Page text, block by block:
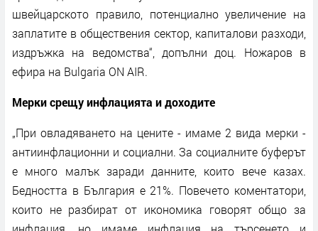
швейцарското правило, потенциално увеличение на
заплатите в обществения сектор, капиталови разходи,
издръжка на ведомства“, допълни доц. Ножаров в
ефира на Bulgaria ON AIR.
Мерки срещу инфлацията и доходите
„При овладяването на цените - имаме 2 вида мерки -
антиинфлационни и социални. За социалните буферът
е много малък заради данните, които вече казах.
Бедността в България е 21%. Повечето коментатори,
които не разбират от икономика говорят общо за